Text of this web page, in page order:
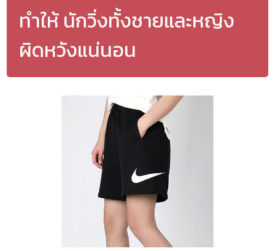
ทำให้ นักวิ่งทั้งชายและหญิง
ผิดหวังแน่นอน